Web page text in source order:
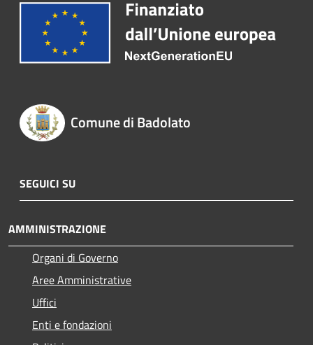
Comune di Badolato
SEGUICI SU
AMMINISTRAZIONE
Organi di Governo
Aree Amministrative
Uffici
Enti e fondazioni